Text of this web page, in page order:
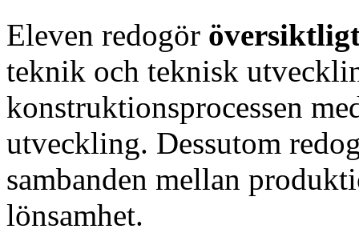
Eleven redogör
teknik och teknisk
konstruktionsprocessen
utveckling. Dessutom
sambanden mellan
lönsamhet.